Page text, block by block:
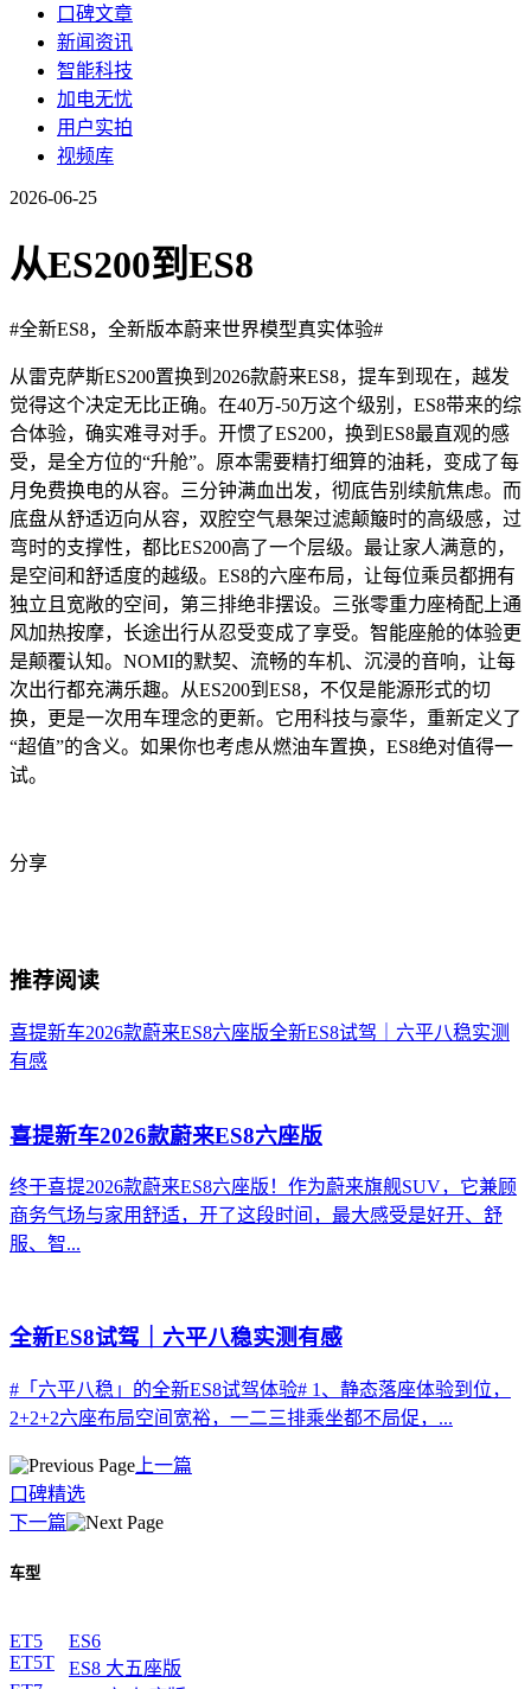
口碑文章
新闻资讯
智能科技
加电无忧
用户实拍
视频库
2026-06-25
从ES200到ES8
#全新ES8，全新版本蔚来世界模型真实体验#
从雷克萨斯ES200置换到2026款蔚来ES8，提车到现在，越发
觉得这个决定无比正确。在40万-50万这个级别，ES8带来的综
合体验，确实难寻对手。开惯了ES200，换到ES8最直观的感
受，是全方位的“升舱”。原本需要精打细算的油耗，变成了每
月免费换电的从容。三分钟满血出发，彻底告别续航焦虑。而
底盘从舒适迈向从容，双腔空气悬架过滤颠簸时的高级感，过
弯时的支撑性，都比ES200高了一个层级。最让家人满意的，
是空间和舒适度的越级。ES8的六座布局，让每位乘员都拥有
独立且宽敞的空间，第三排绝非摆设。三张零重力座椅配上通
风加热按摩，长途出行从忍受变成了享受。智能座舱的体验更
是颠覆认知。NOMI的默契、流畅的车机、沉浸的音响，让每
次出行都充满乐趣。从ES200到ES8，不仅是能源形式的切
换，更是一次用车理念的更新。它用科技与豪华，重新定义了
“超值”的含义。如果你也考虑从燃油车置换，ES8绝对值得一
试。
分享
推荐阅读
喜提新车2026款蔚来ES8六座版全新ES8试驾｜六平八稳实测
有感
喜提新车2026款蔚来ES8六座版
终于喜提2026款蔚来ES8六座版！作为蔚来旗舰SUV，它兼顾
商务气场与家用舒适，开了这段时间，最大感受是好开、舒
服、智...
全新ES8试驾｜六平八稳实测有感
#「六平八稳」的全新ES8试驾体验# 1、静态落座体验到位，
2+2+2六座布局空间宽裕，一二三排乘坐都不局促，...
上一篇
口碑精选
下一篇
车型
ET5
ET5T
ES6
ES8 大五座版